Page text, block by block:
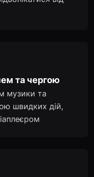
та чергою
музики та
швидких дій,